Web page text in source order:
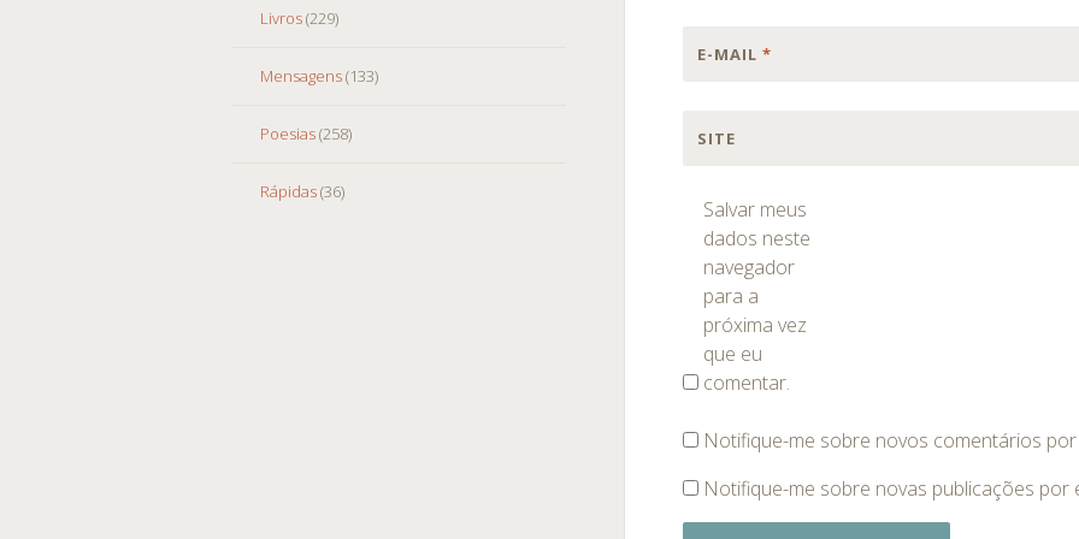
Livros(229)
Mensagens(133)
Poesias(258)
Rápidas(36)
E-MAIL*
SITE
Salvar meus
dados neste
navegador
para a
próxima vez
que eu
comentar.
Notifique-me sobre novos comentários por
Notifique-me sobre novas publicações por